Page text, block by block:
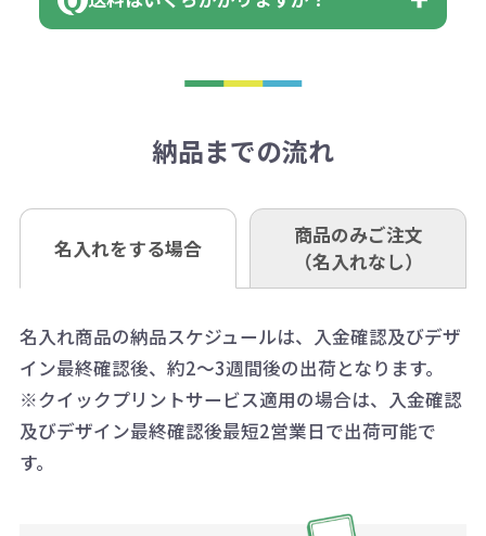
はまらない数を入力すると、アラー
アラートに従って数を調整してくだ
※不良商品をご返却いただけない場
います。あらかじめご了承くださ
※不良商品は商品到着後7営業日以
お問合せ先
AM10:00～PM5:00（土・日・祝日を
除く平日）
相談下さい。
なお、印刷代はボリュームディスカ
同じ版で多くの数量を印刷すると、1
個当たりの印刷代単価がお安くなり
一方、数量が少なく一定数に満たな
い場合は、単価計算ではなく、印刷
代の基本料金を一式頂戴する場合が
商品や印刷方法によって異なります
■ゆうちょ銀行（振替口座）
口座名 株式会社モノベーション
※振り込み手数料はお客さま負担と
なりますのでご注意ください。
既製品の場合、ご入金確認後3営業
ご入金確認後約3週間となります。
定しているものもあります。
あれば、午前中までにご注文とご入
金いただければ翌日着でお送りする
お急ぎの場合、ご相談ください。最
大限努力いたします。
き別途申し受けます。
も複数ヶ所への納品の場合、別途送
料頂戴する場合がございます。
詳細はこちらご確認ください。
配送について
納品までの流れ
名入れをする場合
商品のみご注文
（名入れなし）
名入れ商品の納品スケジュールは、入金確認及びデザ
イン最終確認後、約2～3週間後の出荷となります。
※クイックプリントサービス適用の場合は、入金確認
及びデザイン最終確認後最短2営業日で出荷可能で
す。